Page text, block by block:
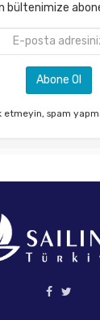
bültenimize
etmeyin, spam